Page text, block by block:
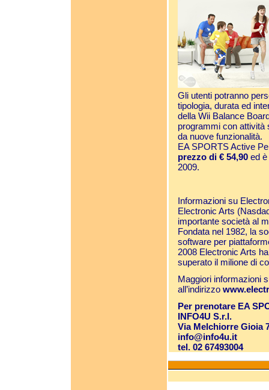
Gli utenti potranno
tipologia, durata ed
della Wii Balance
programmi con attività
da nuove funzionalità.
EA SPORTS Active
prezzo di € 54,90 ed
2009.
Informazioni su
Electronic Arts
importante società al
Fondata nel 1982, la
software per
2008 Electronic Arts
superato il milione di
Maggiori informazioni
all’indirizzo
Per prenotare EA
INFO4U S.r.l.
Via Melchiorre Gioia
info@info4u.it
tel. 02 67493004